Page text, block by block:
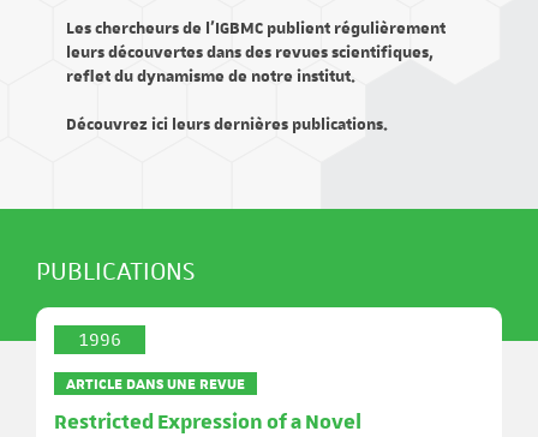
Les chercheurs de l’IGBMC publient régulièrement
leurs découvertes dans des revues scientifiques,
reflet du dynamisme de notre institut.
Découvrez ici leurs dernières publications.
PUBLICATIONS
1996
ARTICLE DANS UNE REVUE
Restricted Expression of a Novel